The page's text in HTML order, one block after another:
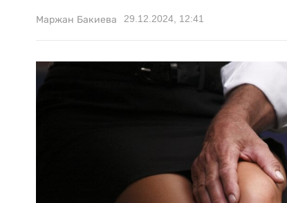
Маржан Бакиева 29.12.2024, 12:41